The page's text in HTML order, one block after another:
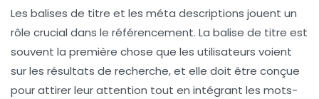
Les balises de titre et les méta descriptions jouent un
rôle crucial dans le référencement. La balise de titre est
souvent la première chose que les utilisateurs voient
sur les résultats de recherche, et elle doit être conçue
pour attirer leur attention tout en intégrant les mots-